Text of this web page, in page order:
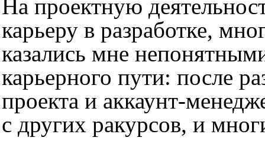
На проектную
карьеру в разработке,
казались мне
карьерного пути: после
проекта и аккаунт-
с других ракурсов, и